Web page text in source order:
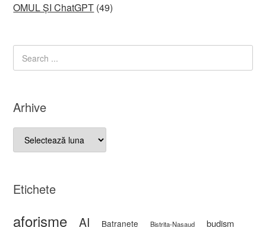
OMUL ȘI ChatGPT (49)
Arhive
Arhive
Etichete
aforisme AI Batranete Bistrita-Nasaud budism